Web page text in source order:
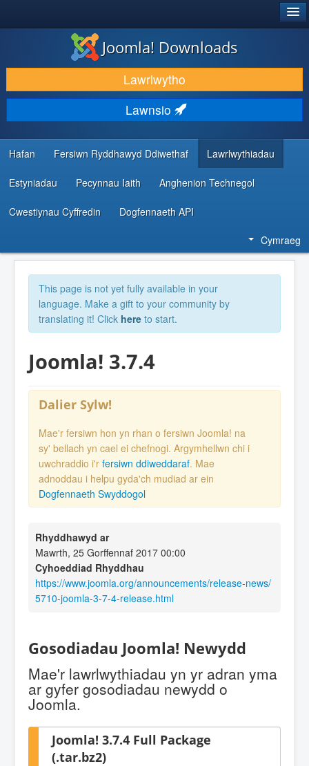
LAWRLWYTHO AC YMESTYN
DARGANFOD A DYSGU
CYMUNED A CHEFNOGAETH
ADNODDAU DATBLYGWYR
Joomla! Downloads
Lawrlwytho
Lawnsio
Hafan Fersiwn Ryddhawyd Ddiwethaf Lawrlwythiadau
Estyniadau Pecynnau Iaith Anghenion Technegol
Cwestiynau Cyffredin Dogfennaeth API
Cymraeg
This page is not yet fully available in your
language. Make a gift to your community by
translating it! Click here to start.
Joomla! 3.7.4
Dalier Sylw!
Mae'r fersiwn hon yn rhan o fersiwn Joomla! na
sy' bellach yn cael ei chefnogi. Argymhellwn chi i
uwchraddio i'r fersiwn ddiweddaraf. Mae
adnoddau i helpu gyda'ch mudiad ar ein
Dogfennaeth Swyddogol
Rhyddhawyd ar
Mawrth, 25 Gorffennaf 2017 00:00
Cyhoeddiad Rhyddhau
https://www.joomla.org/announcements/release-news/
5710-joomla-3-7-4-release.html
Gosodiadau Joomla! Newydd
Mae'r lawrlwythiadau yn yr adran yma
ar gyfer gosodiadau newydd o
Joomla.
Joomla! 3.7.4 Full Package
(.tar.bz2)